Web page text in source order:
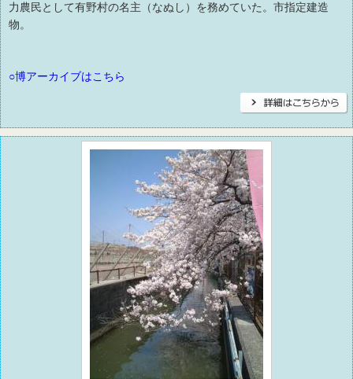
力農民として有野村の名主（なぬし）を務めていた。市指定建造
物。
○博アーカイブはこちら